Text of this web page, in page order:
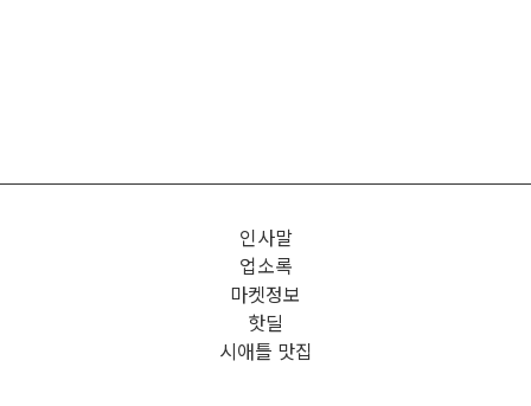
인사말
업소록
마켓정보
핫딜
시애틀 맛집